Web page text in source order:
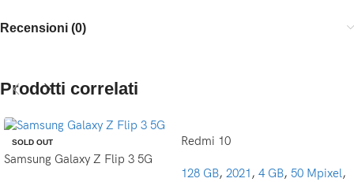
Recensioni (0)
Prodotti correlati
SOLD OUT
Samsung Galaxy Z Flip 3 5G
Redmi 10
128 GB, 2021 , 4 GB, 50 Mpixel,